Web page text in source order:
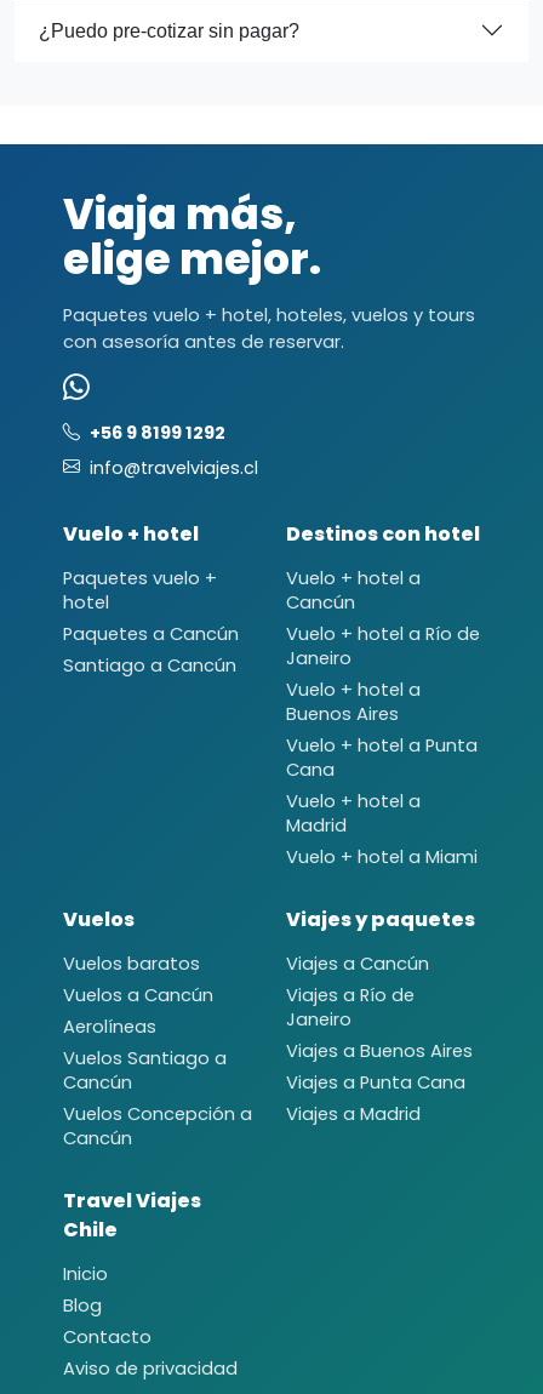
¿Puedo pre-cotizar sin pagar?
Viaja más,
elige mejor.
Paquetes vuelo + hotel, hoteles, vuelos y tours
con asesoría antes de reservar.
+56 9 8199 1292
info@travelviajes.cl
Vuelo + hotel
Paquetes vuelo +
hotel
Paquetes a Cancún
Santiago a Cancún
Destinos con hotel
Vuelo + hotel a
Cancún
Vuelo + hotel a Río de
Janeiro
Vuelo + hotel a
Buenos Aires
Vuelo + hotel a Punta
Cana
Vuelo + hotel a
Madrid
Vuelo + hotel a Miami
Vuelos
Vuelos baratos
Vuelos a Cancún
Aerolíneas
Vuelos Santiago a
Cancún
Vuelos Concepción a
Cancún
Viajes y paquetes
Viajes a Cancún
Viajes a Río de
Janeiro
Viajes a Buenos Aires
Viajes a Punta Cana
Viajes a Madrid
Travel Viajes
Chile
Inicio
Blog
Contacto
Aviso de privacidad